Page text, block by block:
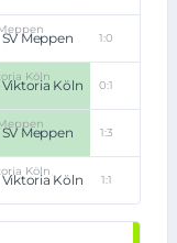
SV Meppen 1:0
Viktoria Köln 0:1
SV Meppen 1:3
Viktoria Köln 1:1